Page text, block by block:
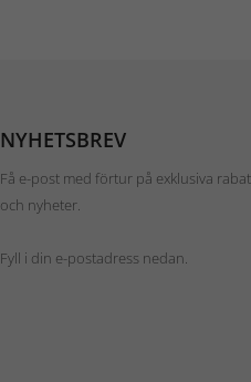
NYHETSBREV
Få e-post med förtur på exklusiva
och nyheter.
Fyll i din e-postadress nedan.